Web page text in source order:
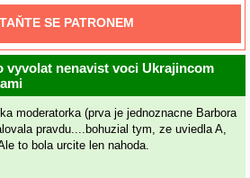
SE PATRONEM
vyvolat nenavist voci Ukrajincom
moderatorka (prva je jednoznacne Barbora
pravdu....bohuzial tym, ze uviedla A,
to bola urcite len nahoda.